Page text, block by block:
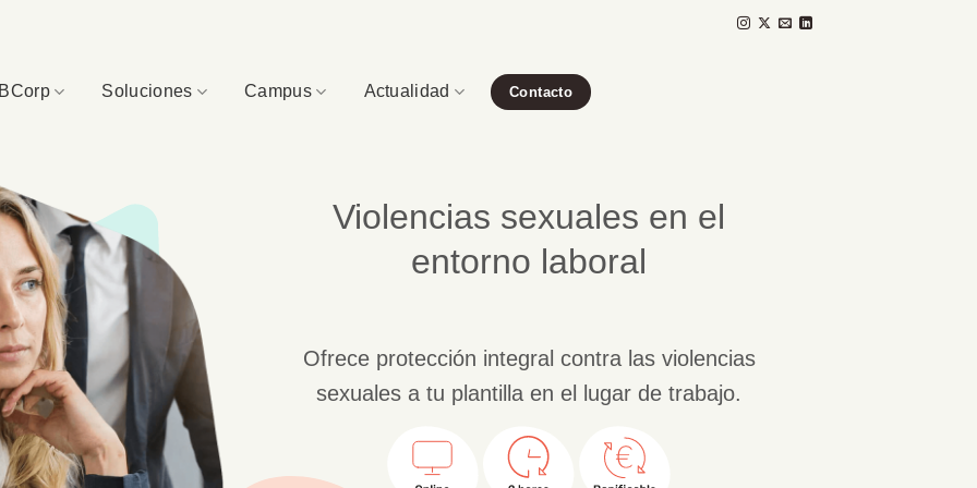
Soluciones Campus Actualidad Contacto
Violencias sexuales en el
entorno laboral
Ofrece protección integral contra las violencias
sexuales a tu plantilla en el lugar de trabajo.